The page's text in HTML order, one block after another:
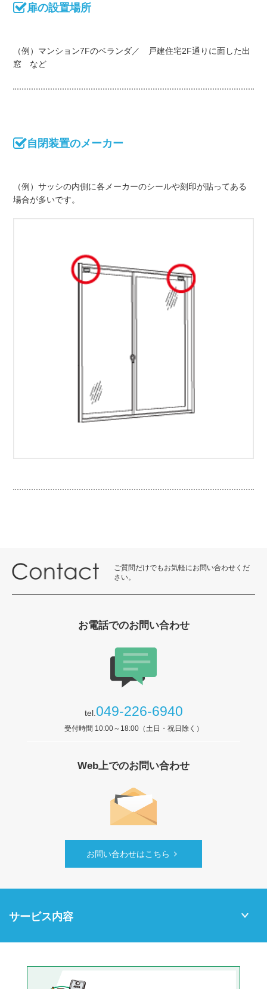
扉の設置場所
（例）マンション7Fのベランダ／ 戸建住宅2F通りに面した出
窓 など
自閉装置のメーカー
（例）サッシの内側に各メーカーのシールや刻印が貼ってある
場合が多いです。
ご質問だけでもお気軽にお問い合わせくだ
さい。
お電話でのお問い合わせ
tel.049-226-6940
受付時間 10:00～18:00（土日・祝日除く）
Web上でのお問い合わせ
お問い合わせはこちら
サービス内容